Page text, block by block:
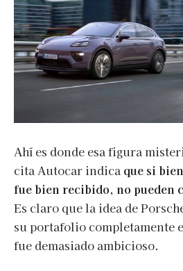
Ahí es donde esa figura
cita Autocar indica que si
fue bien recibido, no pueden
Es claro que la idea de
su portafolio completamente
fue demasiado ambicioso.